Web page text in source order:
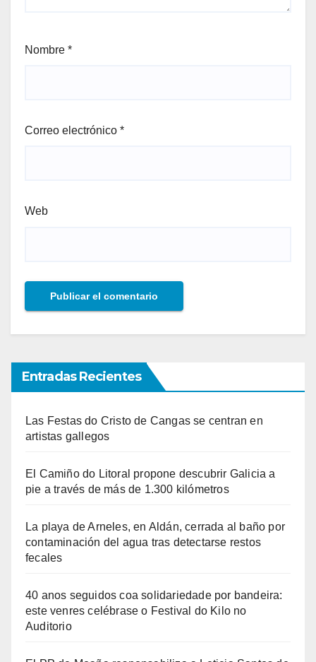
Nombre *
Correo electrónico *
Web
Entradas Recientes
Las Festas do Cristo de Cangas se centran en
artistas gallegos
El Camiño do Litoral propone descubrir Galicia a
pie a través de más de 1.300 kilómetros
La playa de Arneles, en Aldán, cerrada al baño por
contaminación del agua tras detectarse restos
fecales
40 anos seguidos coa solidariedade por bandeira:
este venres celébrase o Festival do Kilo no
Auditorio